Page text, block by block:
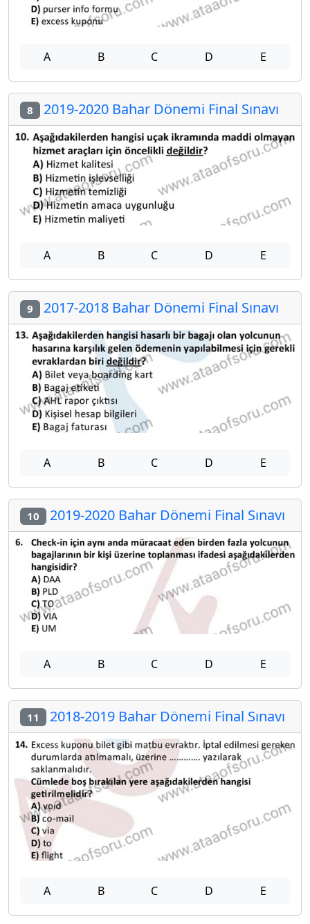
A B C D E
8 2019-2020 Bahar Dönemi Final Sınavı
A B C D E
9 2017-2018 Bahar Dönemi Final Sınavı
A B C D E
10 2019-2020 Bahar Dönemi Final Sınavı
A B C D E
11 2018-2019 Bahar Dönemi Final Sınavı
A B C D E